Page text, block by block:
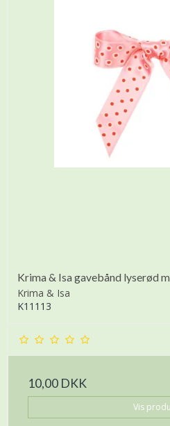
Krima & Isa gavebånd lyserød
Krima & Isa
K11113
10,00 DKK
Vis